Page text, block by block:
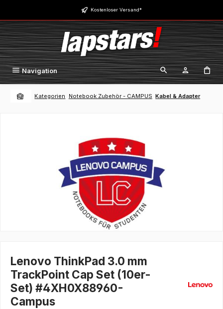
Zum Hauptinhalt springen Kostenloser Versand*
Navigation
Kategorien Notebook Zubehör - CAMPUS Kabel & Adapter
Lenovo ThinkPad 3.0 mm
TrackPoint Cap Set (10er-
Set) #4XH0X88960-
Campus